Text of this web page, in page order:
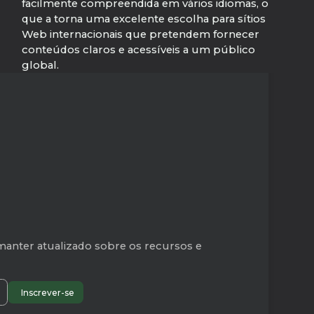
facilmente compreendida em vários idiomas, o
que a torna uma excelente escolha para sítios
Web internacionais que pretendem fornecer
conteúdos claros e acessíveis a um público
global.
atualizado sobre os recursos e